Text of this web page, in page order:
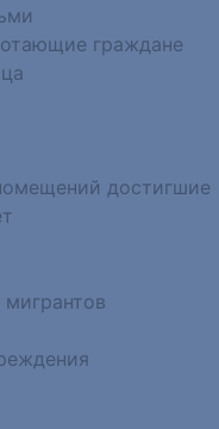
граждане
достигшие